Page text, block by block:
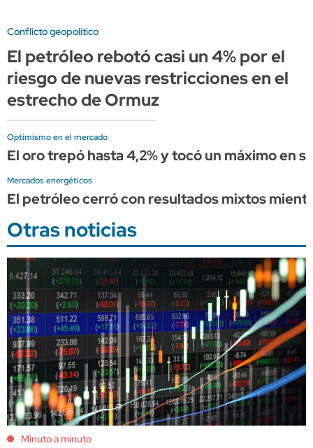
Conflicto geopolítico
El petróleo rebotó casi un 4% por el
riesgo de nuevas restricciones en el
estrecho de Ormuz
Optimismo en el mercado
El oro trepó hasta 4,2% y tocó un máximo en
Mercados energéticos
El petróleo cerró con resultados mixtos
Otras noticias
Minuto a minuto